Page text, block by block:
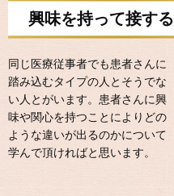
興味を持って接する
同じ医療従事者でも患者さんに
踏み込むタイプの人とそうでな
い人とがいます。患者さんに興
味や関心を持つことによりどの
ような違いが出るのかについて
学んで頂ければと思います。